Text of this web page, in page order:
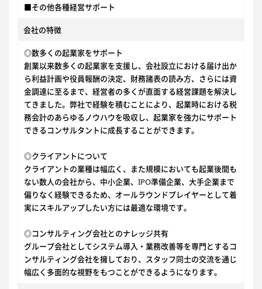
■その他各種経営サポート
会社の特徴
◎数多くの起業家をサポート
創業以来数多くの起業家を支援し、会社設立における届け出か
ら利益計画や役員報酬の決定、財務諸表の読み方、さらには資
金調達に至るまで、経営者の多くが直面する経営課題を解決し
てきました。弊社で経験を積むことにより、起業時における税
務会計のあらゆるノウハウを吸収し、起業家を強力にサポート
できるコンサルタントに成長することができます。
◎クライアントについて
クライアントの業種は幅広く、また規模においても起業後間も
ない数人の会社から、中小企業、IPO準備企業、大手企業まで
偏りなく経験できるため、オールラウンドプレイヤーとして着
実にスキルアップしたい方には最適な環境です。
◎コンサルティング会社とのナレッジ共有
グループ会社としてシステム導入・業務改善等を専門とするコ
ンサルティング会社を擁しており、スタッフ同士の交流を通じ
幅広く多面的な視野をもつことができるようになります。